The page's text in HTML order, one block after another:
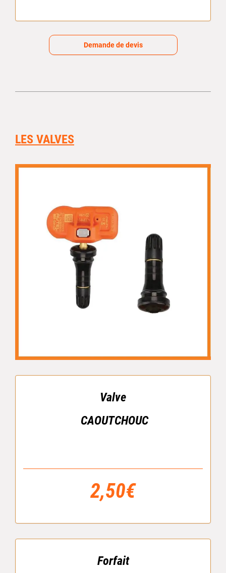
Demande de devis
LES VALVES
Valve
CAOUTCHOUC
2,50€
Forfait